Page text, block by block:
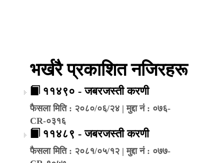
भर्खरै प्रकाशित नजिरहरू
११४९० - जबरजस्ती करणी
फैसला मिति : २०८०/०६/२४ | मुद्दा नं : ०७६-
CR-०३१६
११४८९ - जबरजस्ती करणी
फैसला मिति : २०८१/०५/१२ | मुद्दा नं : ०७७-